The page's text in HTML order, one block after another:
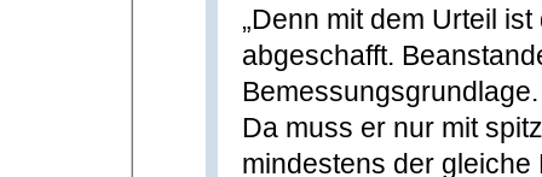
„Denn mit dem Urteil
abgeschafft.
Da muss er nur mit
mindestens der